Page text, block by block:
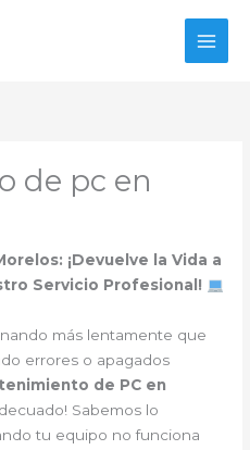
de pc en
¡Devuelve la Vida a
Servicio Profesional!
más lentamente que
errores o apagados
de PC en
Sabemos lo
tu equipo no funciona